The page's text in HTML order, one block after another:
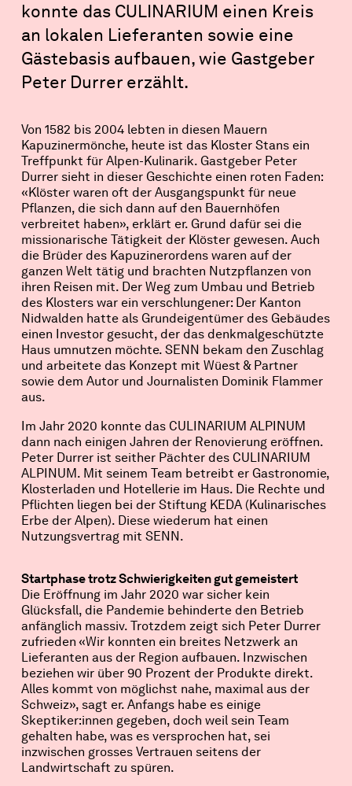
konnte das CULINARIUM einen Kreis
an lokalen Lieferanten sowie eine
Gästebasis aufbauen, wie Gastgeber
Peter Durrer erzählt.
Von 1582 bis 2004 lebten in diesen Mauern
Kapuzinermönche, heute ist das Kloster Stans ein
Treffpunkt für Alpen-Kulinarik. Gastgeber Peter
Durrer sieht in dieser Geschichte einen roten Faden:
«Klöster waren oft der Ausgangspunkt für neue
Pflanzen, die sich dann auf den Bauernhöfen
verbreitet haben», erklärt er. Grund dafür sei die
missionarische Tätigkeit der Klöster gewesen. Auch
die Brüder des Kapuzinerordens waren auf der
ganzen Welt tätig und brachten Nutzpflanzen von
ihren Reisen mit. Der Weg zum Umbau und Betrieb
des Klosters war ein verschlungener: Der Kanton
Nidwalden hatte als Grundeigentümer des Gebäudes
einen Investor gesucht, der das denkmalgeschützte
Haus umnutzen möchte. SENN bekam den Zuschlag
und arbeitete das Konzept mit Wüest & Partner
sowie dem Autor und Journalisten Dominik Flammer
aus.
Im Jahr 2020 konnte das CULINARIUM ALPINUM
dann nach einigen Jahren der Renovierung eröffnen.
Peter Durrer ist seither Pächter des CULINARIUM
ALPINUM. Mit seinem Team betreibt er Gastronomie,
Klosterladen und Hotellerie im Haus. Die Rechte und
Pflichten liegen bei der Stiftung KEDA (Kulinarisches
Erbe der Alpen). Diese wiederum hat einen
Nutzungsvertrag mit SENN.
Startphase trotz Schwierigkeiten gut gemeistert
Die Eröffnung im Jahr 2020 war sicher kein
Glücksfall, die Pandemie behinderte den Betrieb
anfänglich massiv. Trotzdem zeigt sich Peter Durrer
zufrieden «Wir konnten ein breites Netzwerk an
Lieferanten aus der Region aufbauen. Inzwischen
beziehen wir über 90 Prozent der Produkte direkt.
Alles kommt von möglichst nahe, maximal aus der
Schweiz», sagt er. Anfangs habe es einige
Skeptiker:innen gegeben, doch weil sein Team
gehalten habe, was es versprochen hat, sei
inzwischen grosses Vertrauen seitens der
Landwirtschaft zu spüren.